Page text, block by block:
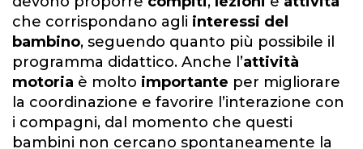
che corrispondano agli interessi del
bambino, seguendo quanto più possibile il
programma didattico. Anche l’attività
motoria è molto importante per migliorare
la coordinazione e favorire l’interazione con
i compagni, dal momento che questi
bambini non cercano spontaneamente la